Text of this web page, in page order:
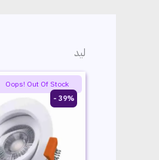
ليد
39% -
Oops! Out Of Stock